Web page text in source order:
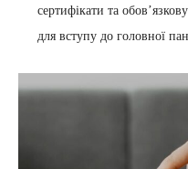
сертифікати та
для вступу до головної